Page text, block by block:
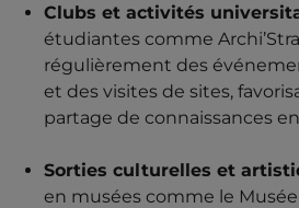
Clubs et activités
étudiantes comme
régulièrement des
et des visites de sites,
partage de connaissances
Sorties culturelles et
en musées comme le